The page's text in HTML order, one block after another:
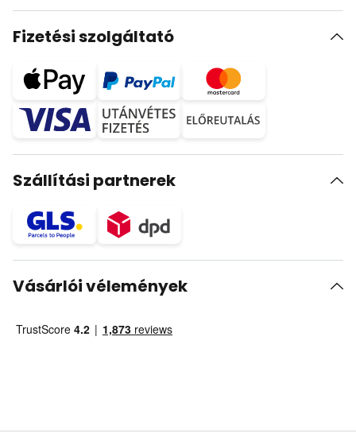
Fizetési szolgáltató
Szállítási partnerek
Vásárlói vélemények